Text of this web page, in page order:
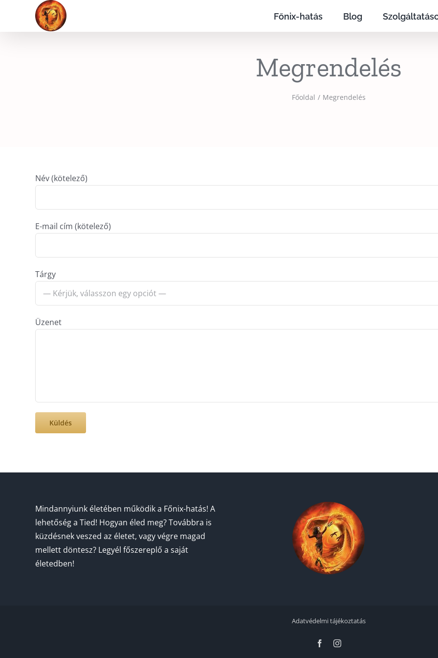
Főnix-hatás Blog
Megrendelés
Főoldal Megrendelés
Név (kötelező)
E-mail cím (kötelező)
Tárgy
Üzenet
Mindannyiunk életében működik a Főnix-hatás! A
lehetőség a Tied! Hogyan éled meg? Továbbra is
küzdésnek veszed az életet, vagy végre magad
mellett döntesz? Legyél főszereplő a saját
életedben!
Adatvédelmi tájékoztatás
FacebookInstagram